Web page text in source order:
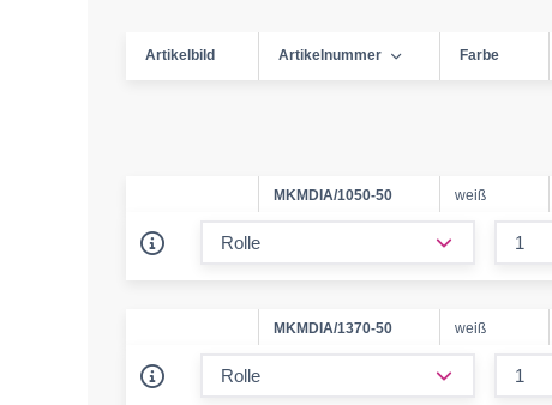
Artikelbild Artikelnummer Farbe
MKMDIA/1050-50 weiß
MKMDIA/1370-50 weiß